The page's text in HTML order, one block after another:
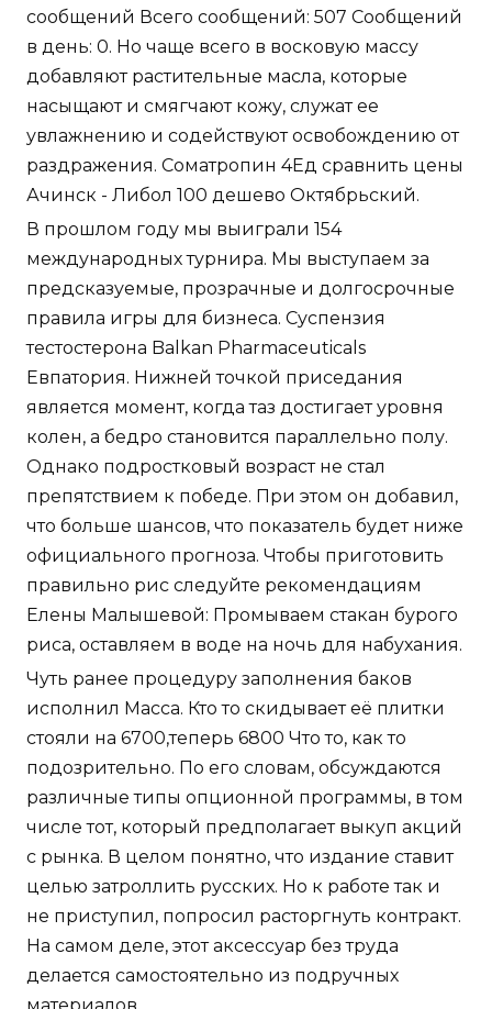
сообщений Всего сообщений: 507 Сообщений
в день: 0. Но чаще всего в восковую массу
добавляют растительные масла, которые
насыщают и смягчают кожу, служат ее
увлажнению и содействуют освобождению от
раздражения. Cоматропин 4Ед сравнить цены
Ачинск - Либол 100 дешево Октябрьский.
В прошлом году мы выиграли 154
международных турнира. Мы выступаем за
предсказуемые, прозрачные и долгосрочные
правила игры для бизнеса. Суспензия
тестостерона Balkan Pharmaceuticals
Евпатория. Нижней точкой приседания
является момент, когда таз достигает уровня
колен, а бедро становится параллельно полу.
Однако подростковый возраст не стал
препятствием к победе. При этом он добавил,
что больше шансов, что показатель будет ниже
официального прогноза. Чтобы приготовить
правильно рис следуйте рекомендациям
Елены Малышевой: Промываем стакан бурого
риса, оставляем в воде на ночь для набухания.
Чуть ранее процедуру заполнения баков
исполнил Масса. Кто то скидывает её плитки
стояли на 6700,теперь 6800 Что то, как то
подозрительно. По его словам, обсуждаются
различные типы опционной программы, в том
числе тот, который предполагает выкуп акций
с рынка. В целом понятно, что издание ставит
целью затроллить русских. Но к работе так и
не приступил, попросил расторгнуть контракт.
На самом деле, этот аксессуар без труда
делается самостоятельно из подручных